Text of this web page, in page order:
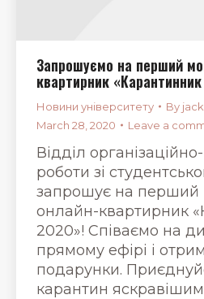
Запрошуємо на перший
квартирник
Новини університету By
March 28, 2020
Leave a
Вiддiл
роботи зi
запрошує на
онлайн-квартирник
2020»! Співаємо на
прямому ефірі і
подарунки.
карантин